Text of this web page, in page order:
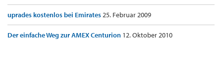
uprades kostenlos bei Emirates25. Februar 2009
Der einfache Weg zur AMEX Centurion 12. Oktober 2010